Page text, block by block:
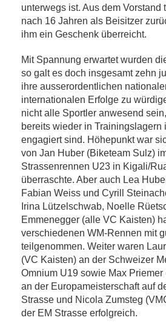
unterwegs ist. Aus dem Vorstand
nach 16 Jahren als Beisitzer
ihm ein Geschenk überreicht.
Mit Spannung erwartet wurden
so galt es doch insgesamt zehn
ihre ausserordentlichen
internationalen Erfolge zu
nicht alle Sportler anwesend
bereits wieder in Trainingslagern
engagiert sind. Höhepunkt war
von Jan Huber (Biketeam Sulz)
Strassenrennen U23 in Kigali/
überraschte. Aber auch Lea
Fabian Weiss und Cyrill
Irina Lützelschwab, Noelle
Emmenegger (alle VC Kaisten)
verschiedenen WM-Rennen mit
teilgenommen. Weiter waren
(VC Kaisten) an der Schweizer
Omnium U19 sowie Max
an der Europameisterschaft auf
Strasse und Nicola Zumsteg
der EM Strasse erfolgreich.